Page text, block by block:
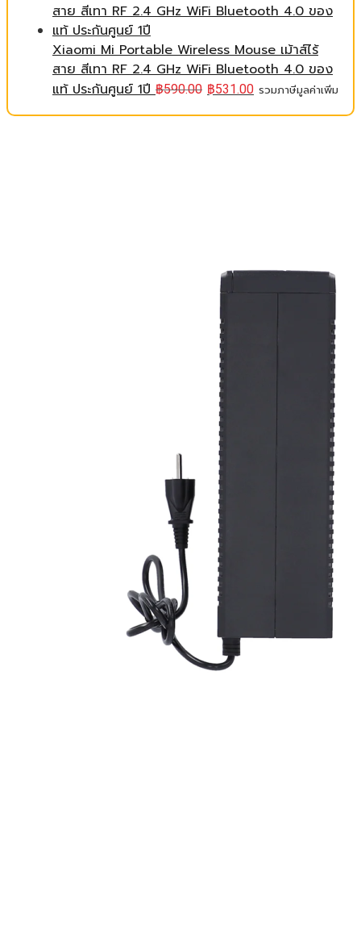
Xiaomi Mi Portable Wireless Mouse เม้าส์ไร้
สาย สีเทา RF 2.4 GHz WiFi Bluetooth 4.0 ของ
แท้ ประกันศูนย์ 1ปี ฿590.00 ฿531.00 รวมภาษีมูลค่าเพิ่ม